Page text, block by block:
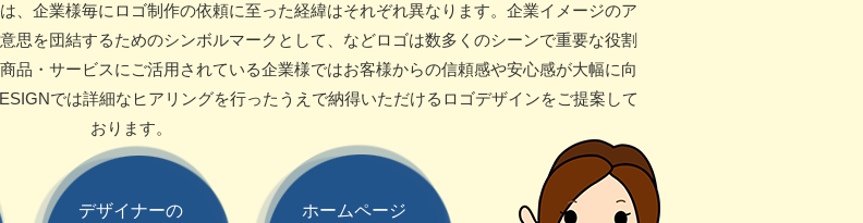
、企業様毎にロゴ制作の依頼に至った経緯はそれぞれ異なります。企業イメージのア
思を団結するためのシンボルマークとして、などロゴは数多くのシーンで重要な役割
品・サービスにご活用されている企業様ではお客様からの信頼感や安心感が大幅に向
では詳細なヒアリングを行ったうえで納得いただけるロゴデザインをご提案して
おります。
デザイナーの
ホームページ